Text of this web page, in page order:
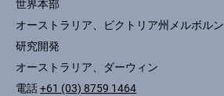
世界本部
オーストラリア、ビクトリア州メルボルン
研究開発
オーストラリア、ダーウィン
電話+61 (03) 8759 1464